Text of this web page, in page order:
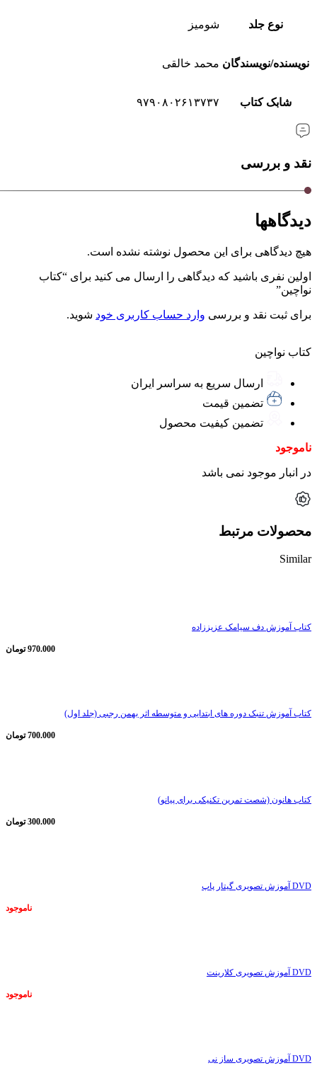
نوع جلد شومیز
نویسنده/نویسندگان محمد خالقی
شابک کتاب ۹۷۹٠۸٠۲۶۱۳۷۳۷
نقد و بررسی
دیدگاهها
هیچ دیدگاهی برای این محصول نوشته نشده است.
اولین نفری باشید که دیدگاهی را ارسال می کنید برای “کتاب
نواچین”
برای ثبت نقد و بررسی وارد حساب کاربری خود شوید.
کتاب نواچین
ارسال سریع به سراسر ایران
تضمین قیمت
تضمین کیفیت محصول
ناموجود
در انبار موجود نمی باشد
محصولات مرتبط
Similar
کتاب آموزش دف سیامک عزیززاده
970.000 تومان
کتاب آموزش تنبک دوره های ابتدایی و متوسطه اثر بهمن رجبی (جلد اول)
700.000 تومان
کتاب هانون (شصت تمرین تکنیکی برای پیانو)
300.000 تومان
DVD آموزش تصویری گیتار پاپ
ناموجود
DVD آموزش تصویری کلارینت
ناموجود
DVD آموزش تصویری ساز نی